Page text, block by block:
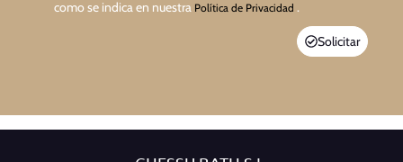
como se indica en nuestra Política de Privacidad .
Solicitar